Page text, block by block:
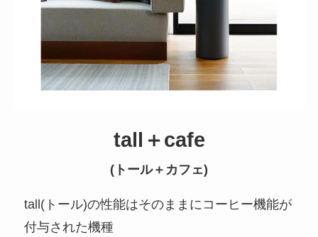
tall＋cafe
(トール＋カフェ)
tall(トール)の性能はそのままにコーヒー機能が
付与された機種